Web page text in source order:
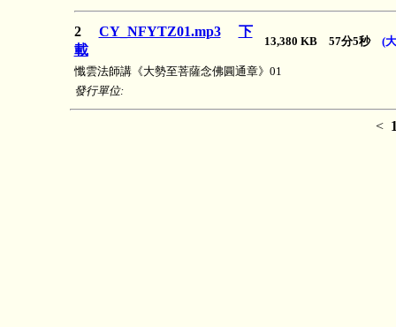
2 CY_NFYTZ01.mp3
下
載
13,380 KB 57分5秒 (
懺雲法師講《大勢至菩薩念佛圓通章》01
發行單位:
<